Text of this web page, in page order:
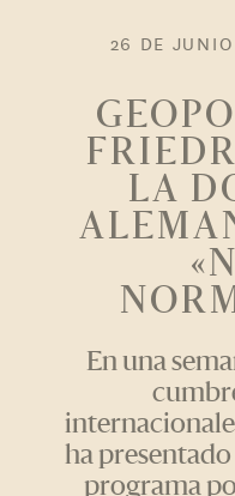
26 DE
LA
En una
ha
programa